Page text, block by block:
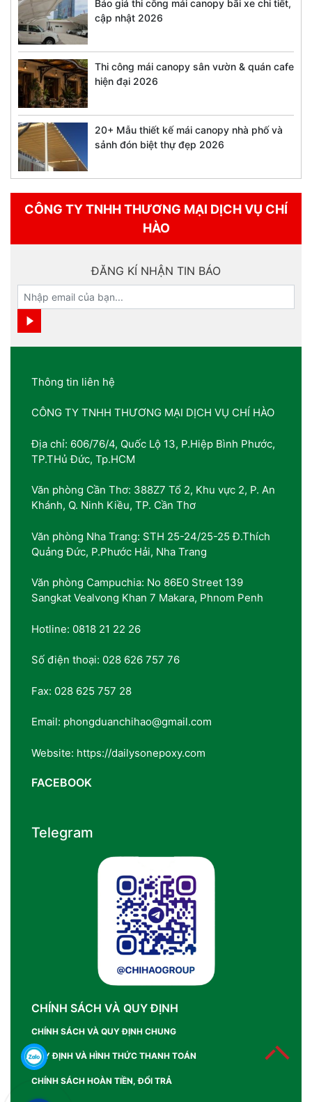
Báo giá thi công mái canopy bãi xe chi tiết,
cập nhật 2026
Thi công mái canopy sân vườn & quán cafe
hiện đại 2026
20+ Mẫu thiết kế mái canopy nhà phố và
sảnh đón biệt thự đẹp 2026
CÔNG TY TNHH THƯƠNG MẠI DỊCH VỤ CHÍ
HÀO
ĐĂNG KÍ NHẬN TIN BÁO
Thông tin liên hệ
CÔNG TY TNHH THƯƠNG MẠI DỊCH VỤ CHÍ HÀO
Địa chỉ: 606/76/4, Quốc Lộ 13, P.Hiệp Bình Phước,
TP.THủ Đức, Tp.HCM
Văn phòng Cần Thơ: 388Z7 Tổ 2, Khu vực 2, P. An
Khánh, Q. Ninh Kiều, TP. Cần Thơ
Văn phòng Nha Trang: STH 25-24/25-25 Đ.Thích
Quảng Đức, P.Phước Hải, Nha Trang
Văn phòng Campuchia: No 86E0 Street 139
Sangkat Vealvong Khan 7 Makara, Phnom Penh
Hotline: 0818 21 22 26
Số điện thoại: 028 626 757 76
Fax: 028 625 757 28
Email: phongduanchihao@gmail.com
Website: https://dailysonepoxy.com
FACEBOOK
Telegram
CHÍNH SÁCH VÀ QUY ĐỊNH
CHÍNH SÁCH VÀ QUY ĐỊNH CHUNG
QUY ĐỊNH VÀ HÌNH THỨC THANH TOÁN
CHÍNH SÁCH HOÀN TIỀN, ĐỔI TRẢ